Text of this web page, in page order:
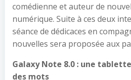
comédienne et auteur de
numérique. Suite à ces deux
séance de dédicaces en
nouvelles sera proposée aux
Galaxy Note 8.0 : une
des mots